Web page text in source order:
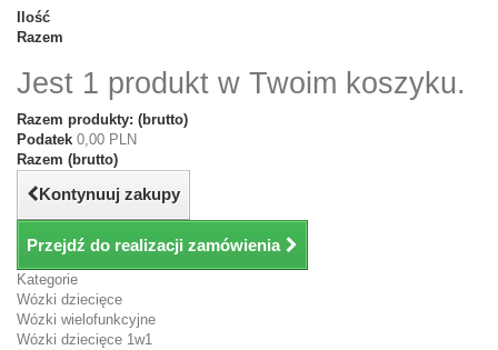
Ilość
Razem
Jest 1 produkt w Twoim koszyku.
Razem produkty: (brutto)
Podatek 0,00 PLN
Razem (brutto)
Kontynuuj zakupy
Przejdź do realizacji zamówienia
Kategorie
Wózki dziecięce
Wózki wielofunkcyjne
Wózki dziecięce 1w1